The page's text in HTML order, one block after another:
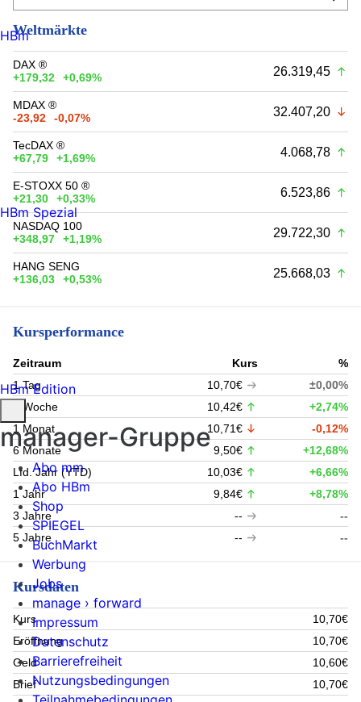
Weltmärkte
DAX ®
+179,32
+0,69% 26.319,45
MDAX ®
-23,92
-0,07% 32.407,20
TecDAX ®
+67,79
+1,69% 4.068,78
E-STOXX 50 ®
+21,30
+0,33% 6.523,86
NASDAQ 100
+348,97
+1,19% 29.722,30
HANG SENG
+136,03
+0,53% 25.668,03
Kursperformance
Zeitraum Kurs
%
1 Tag
10,70€
±0,00%
1 Woche
10,42€
+2,74%
1 Monat
10,71€
-0,12%
6 Monate
9,50€
+12,68%
Lfd. Jahr (YTD)
10,03€
+6,66%
1 Jahr
9,84€
+8,78%
3 Jahre
--
--
5 Jahre
-- --
Kursdaten
Kurs
10,70€
Eröffnung
10,70€
Geld
10,60€
Brief
10,70€
HBm
HBm Spezial
HBm Edition
manager-Gruppe
Abo mm
Abo HBm
Shop
SPIEGEL
BuchMarkt
Werbung
Jobs
manage › forward
Impressum
Datenschutz
Barrierefreiheit
Nutzungsbedingungen